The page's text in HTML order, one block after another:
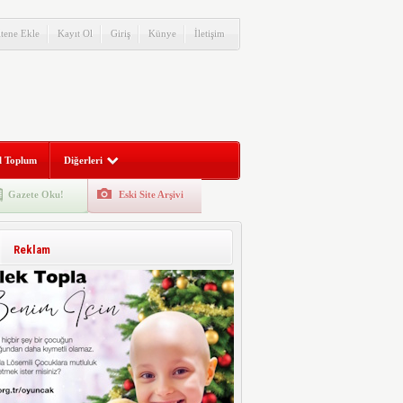
Ekle Kayıt Ol Giriş Künye İletişim
Toplum Diğerleri
Gazete Oku! Eski Site Arşivi
Reklam